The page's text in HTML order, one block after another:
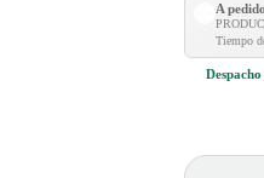
A pedido
Tiempo
Despacho